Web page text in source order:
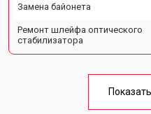
Замена байонета
Ремонт шлейфа оптического
стабилизатора